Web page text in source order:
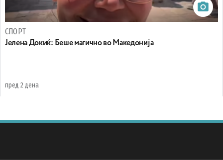
СПОРТ
Јелена Докиќ: Беше магично во Македонија
пред 2 дена